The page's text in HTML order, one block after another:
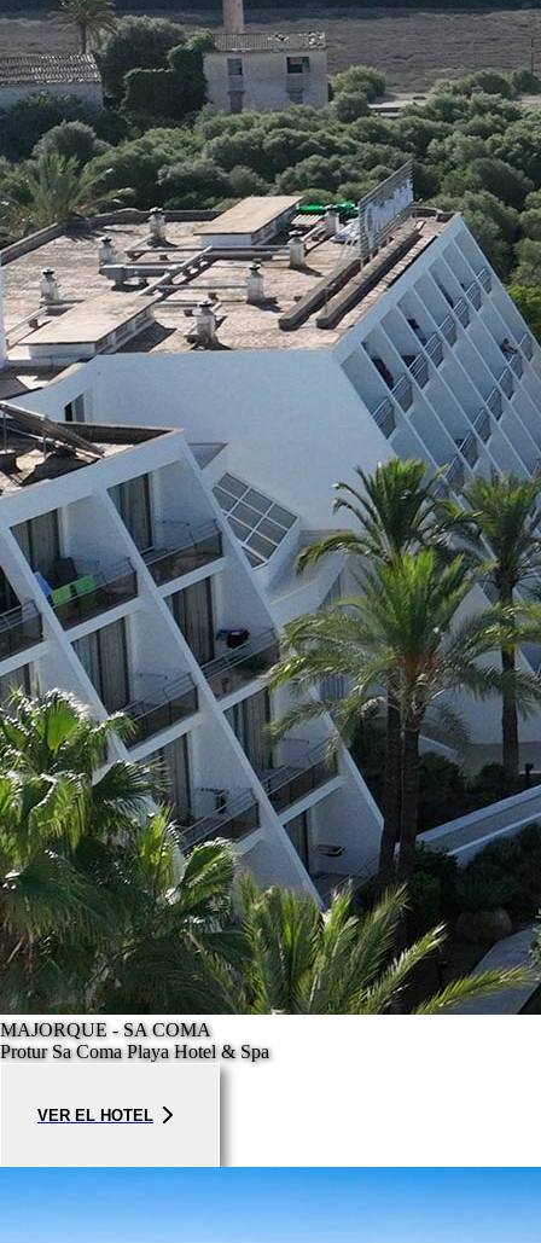
MAJORQUE - SA COMA
Protur Sa Coma Playa Hotel & Spa
VER EL HOTEL